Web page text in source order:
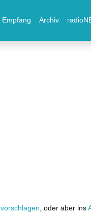
Empfang Archiv
vorschlagen , oder aber ins